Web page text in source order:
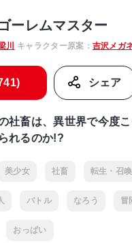
ーレムマスター
川 キャラクター原案： 吉沢メガ
シェア
社畜は、異世界で今度
れるのか!?
美少女 社畜 転生・召喚
バトル なろう 冒
おっぱい